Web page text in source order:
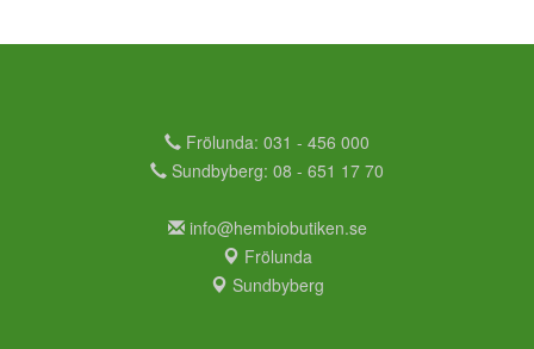
Frölunda: 031 - 456 000
Sundbyberg: 08 - 651 17 70
info@hembiobutiken.se
Frölunda
Sundbyberg